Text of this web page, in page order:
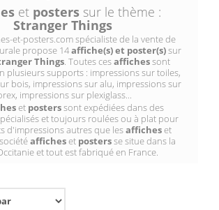
et posters sur le thème :
Stranger Things
et-posters.com spécialiste de la vente de
propose 14affiche(s) et poster(s)sur
Things. Toutes cesaffichessont
plusieurs supports : impressions sur toiles,
bois, impressions sur alu, impressions sur
impressions sur plexiglass...
et posterssont expédiées dans des
et toujours roulées ou à plat pour
d'impressions autres que lesafficheset
afficheset postersse situe dans la
et tout est fabriqué en France.